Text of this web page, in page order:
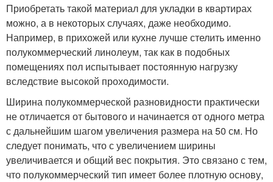
Приобретать такой материал для укладки в квартирах
можно, а в некоторых случаях, даже необходимо.
Например, в прихожей или кухне лучше стелить именно
полукоммерческий линолеум, так как в подобных
помещениях пол испытывает постоянную нагрузку
вследствие высокой проходимости.
Ширина полукоммерческой разновидности практически
не отличается от бытового и начинается от одного метра
с дальнейшим шагом увеличения размера на 50 см. Но
следует понимать, что с увеличением ширины
увеличивается и общий вес покрытия. Это связано с тем,
что полукоммерческий тип имеет более плотную основу,